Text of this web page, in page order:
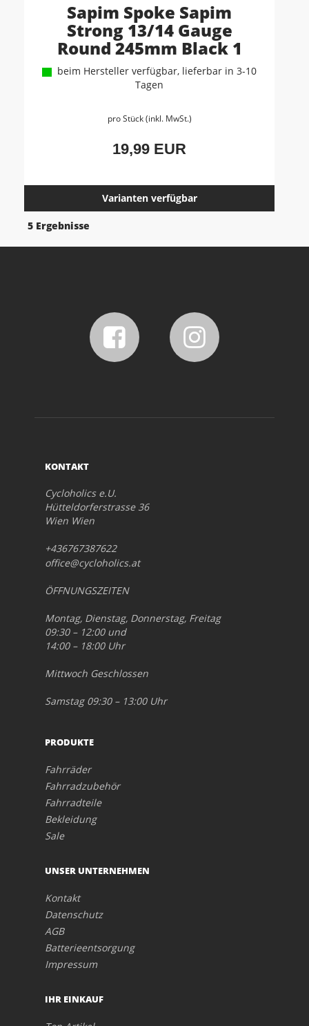
Sapim Spoke Sapim
Strong 13/14 Gauge
Round 245mm Black 1
beim Hersteller verfügbar, lieferbar in 3-10
Tagen
pro Stück (inkl. MwSt.)
19,99 EUR
Varianten verfügbar
5 Ergebnisse
KONTAKT
Cycloholics e.U.
Hütteldorferstrasse 36
Wien Wien
+436767387622
office@cycloholics.at
ÖFFNUNGSZEITEN
Montag, Dienstag, Donnerstag, Freitag
09:30 – 12:00 und
14:00 – 18:00 Uhr
Mittwoch Geschlossen
Samstag 09:30 – 13:00 Uhr
PRODUKTE
Fahrräder
Fahrradzubehör
Fahrradteile
Bekleidung
Sale
UNSER UNTERNEHMEN
Kontakt
Datenschutz
AGB
Batterieentsorgung
Impressum
IHR EINKAUF